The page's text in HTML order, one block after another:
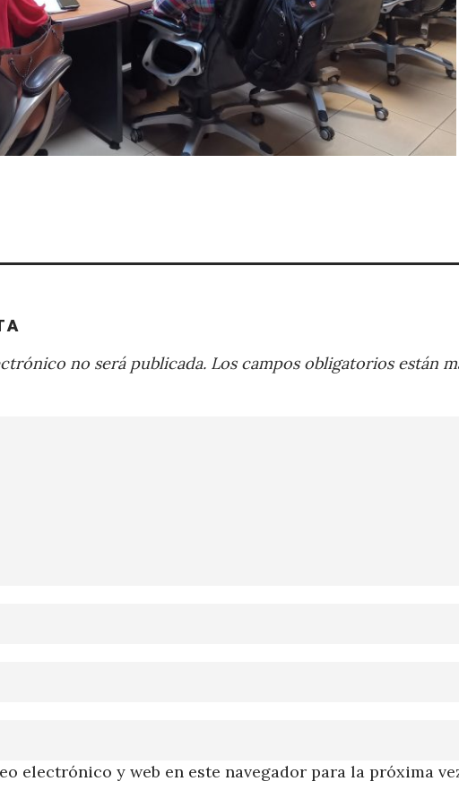
no será publicada. Los campos obligatorios están
electrónico y web en este navegador para la próxima